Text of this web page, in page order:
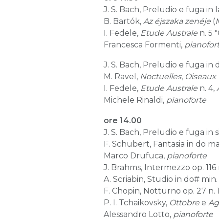
J. S. Bach, Preludio e fuga in
B. Bartók, Az éjszaka zenéje (
I. Fedele, Etude Australe n. 5
Francesca Formenti,
J. S. Bach, Preludio e fuga in
M. Ravel, Noctuelles, Oiseaux
I. Fedele, Etude Australe n. 4,
Michele Rinaldi, pianoforte
ore 14.00
J. S. Bach, Preludio e fuga in
F. Schubert, Fantasia in do
Marco Drufuca, pianoforte
J. Brahms, Intermezzo op. 116
A. Scriabin, Studio in do# min.
F. Chopin, Notturno op. 27 n.
P. I. Tchaikovsky, Ottobre e
Alessandro Lotto, pianoforte